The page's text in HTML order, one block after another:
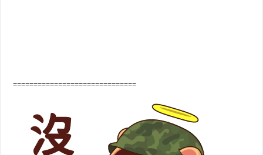
==============================